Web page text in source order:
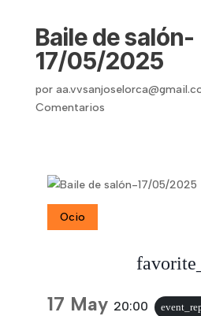
Baile de salón-
17/05/2025
por
Comentarios
Ocio
17 May 20:00